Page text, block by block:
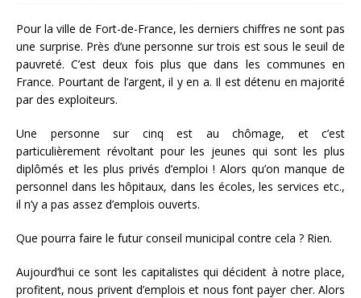
Pour la ville de Fort-de-France, les derniers chiffres ne sont pas
une surprise. Près d’une personne sur trois est sous le seuil de
pauvreté. C’est deux fois plus que dans les communes en
France. Pourtant de l’argent, il y en a. Il est détenu en majorité
par des exploiteurs.
Une personne sur cinq est au chômage, et c’est
particulièrement révoltant pour les jeunes qui sont les plus
diplômés et les plus privés d’emploi ! Alors qu’on manque de
personnel dans les hôpitaux, dans les écoles, les services etc.,
il n’y a pas assez d’emplois ouverts.
Que pourra faire le futur conseil municipal contre cela ? Rien.
Aujourd’hui ce sont les capitalistes qui décident à notre place,
profitent, nous privent d’emplois et nous font payer cher. Alors